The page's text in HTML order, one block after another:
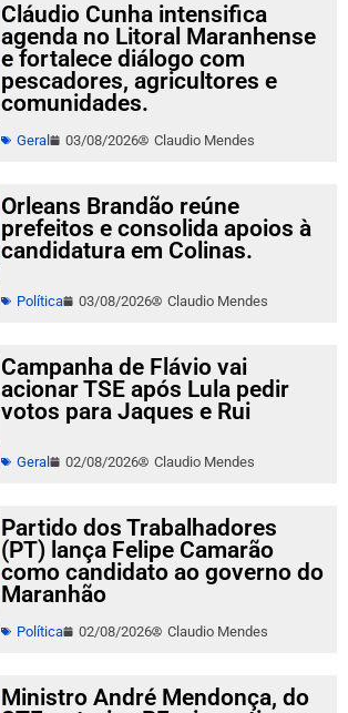
Cláudio Cunha intensifica
agenda no Litoral Maranhense
e fortalece diálogo com
pescadores, agricultores e
comunidades.
Geral 03/08/2026 Claudio Mendes
Orleans Brandão reúne
prefeitos e consolida apoios à
candidatura em Colinas.
Política 03/08/2026 Claudio Mendes
Campanha de Flávio vai
acionar TSE após Lula pedir
votos para Jaques e Rui
Geral 02/08/2026 Claudio Mendes
Partido dos Trabalhadores
(PT) lança Felipe Camarão
como candidato ao governo do
Maranhão
Política 02/08/2026 Claudio Mendes
Ministro André Mendonça, do